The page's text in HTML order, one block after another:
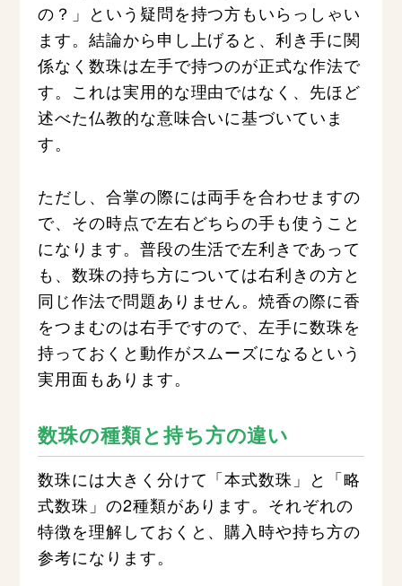
の？」という疑問を持つ方もいらっしゃい
ます。結論から申し上げると、利き手に関
係なく数珠は左手で持つのが正式な作法で
す。これは実用的な理由ではなく、先ほど
述べた仏教的な意味合いに基づいていま
す。
ただし、合掌の際には両手を合わせますの
で、その時点で左右どちらの手も使うこと
になります。普段の生活で左利きであって
も、数珠の持ち方については右利きの方と
同じ作法で問題ありません。焼香の際に香
をつまむのは右手ですので、左手に数珠を
持っておくと動作がスムーズになるという
実用面もあります。
数珠の種類と持ち方の違い
数珠には大きく分けて「本式数珠」と「略
式数珠」の2種類があります。それぞれの
特徴を理解しておくと、購入時や持ち方の
参考になります。